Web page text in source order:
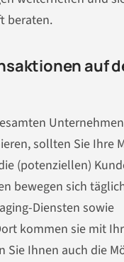
beraten.
auf
sollten Sie Ihre
(potenziellen)
bewegen sich
Diensten sowie
kommen sie mit
Sie Ihnen auch die